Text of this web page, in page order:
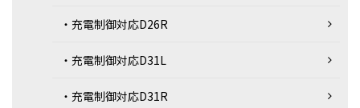
・充電制御対応D26R
・充電制御対応D31L
・充電制御対応D31R